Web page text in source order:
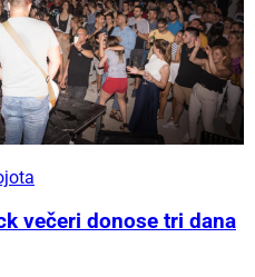
večeri donose tri dana